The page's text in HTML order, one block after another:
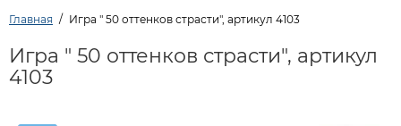
Главная Игра " 50 оттенков страсти", артикул 4103
Игра " 50 оттенков страсти", артикул
4103